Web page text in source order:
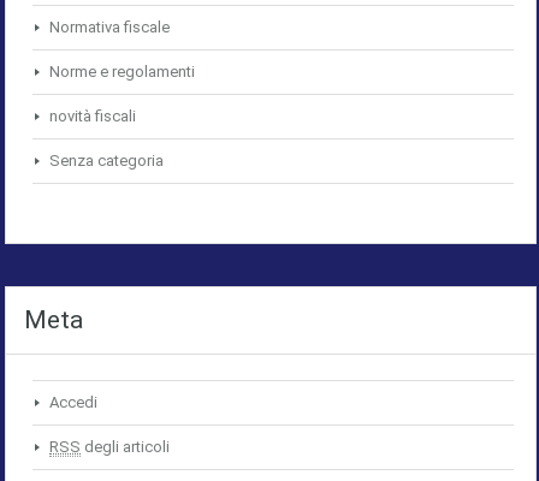
Normativa fiscale
Norme e regolamenti
novità fiscali
Senza categoria
Meta
Accedi
RSS degli articoli